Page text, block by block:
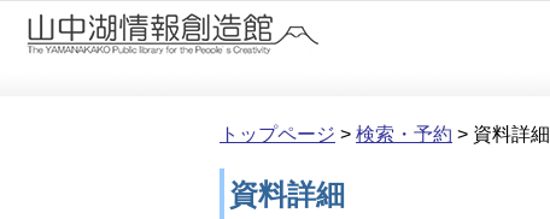
本文へ移動
トップページ > 検索・予約 > 資料詳細
資料詳細